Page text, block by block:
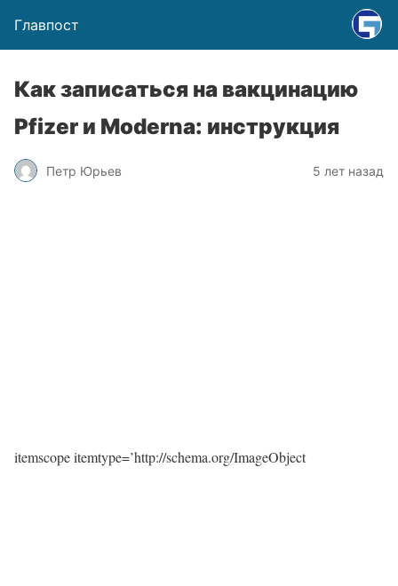
Главпост
Как записаться на вакцинацию
Pfizer и Moderna: инструкция
Петр Юрьев 5 лет назад
itemscope itemtype=’http://schema.org/ImageObject